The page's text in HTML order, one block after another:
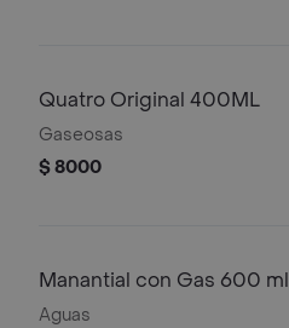
Quatro Original 400ML
Gaseosas
$ 8000
Manantial con Gas 600 ml
Aguas